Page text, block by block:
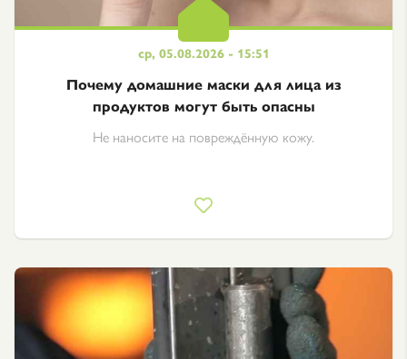
ср, 05.08.2026 - 15:51
Почему домашние маски для лица из
продуктов могут быть опасны
Не наносите на повреждённую кожу.